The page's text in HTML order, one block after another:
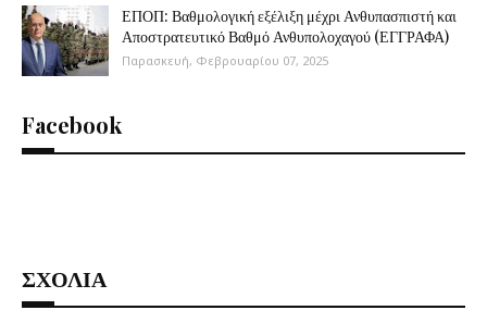
ΕΠΟΠ: Βαθμολογική εξέλιξη μέχρι Ανθυπασπιστή και
Αποστρατευτικό Βαθμό Ανθυπολοχαγού (ΕΓΓΡΑΦΑ)
Παρασκευή, Φεβρουαρίου 07, 2025
Facebook
ΣΧΟΛΙΑ